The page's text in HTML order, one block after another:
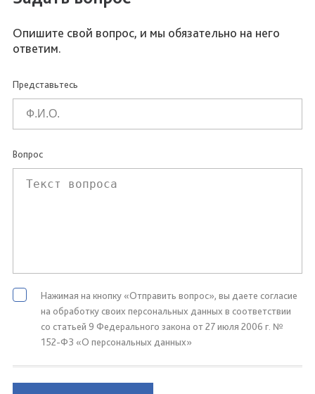
Опишите свой вопрос, и мы обязательно на него
ответим.
Представьтесь
Вопрос
Нажимая на кнопку «Отправить вопрос», вы даете согласие
на обработку своих персональных данных в соответствии
со статьей 9 Федерального закона от 27 июля 2006 г. №
152-ФЗ «О персональных данных»